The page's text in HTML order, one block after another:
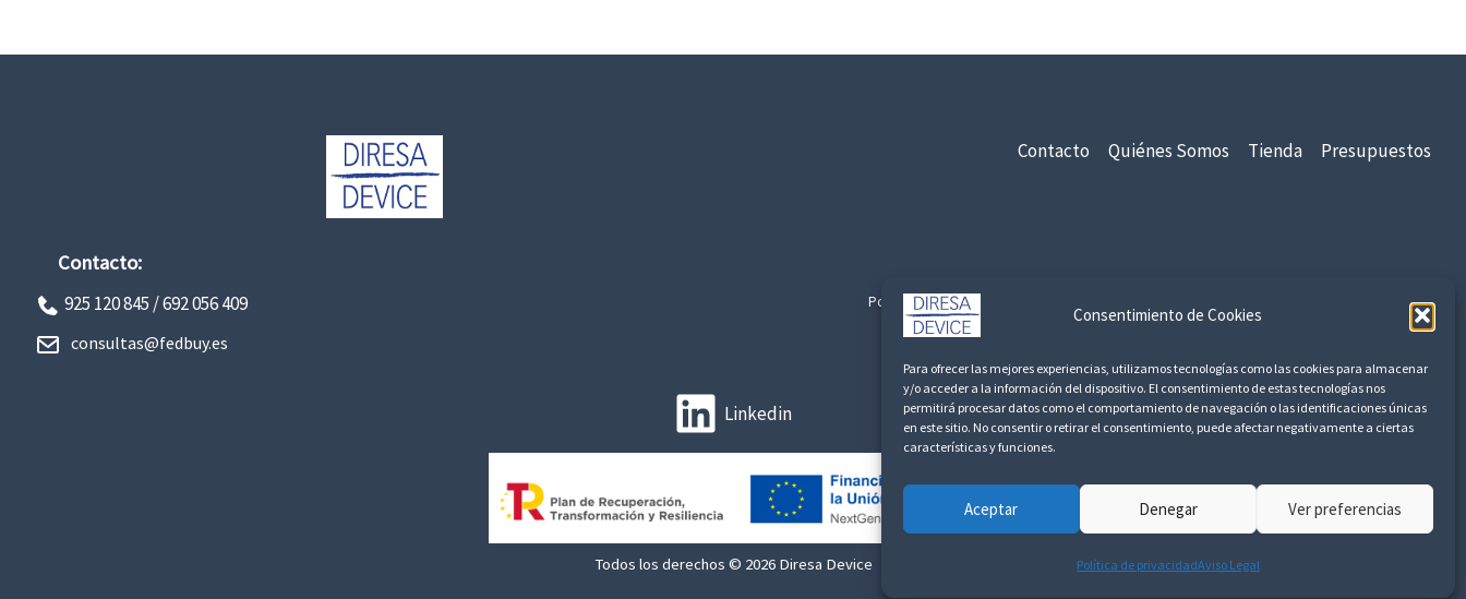
Consentimiento de Cookies
Para ofrecer las mejores experiencias, utilizamos tecnologías como las cookies para almacenar
y/o acceder a la información del dispositivo. El consentimiento de estas tecnologías nos
permitirá procesar datos como el comportamiento de navegación o las identificaciones únicas
en este sitio. No consentir o retirar el consentimiento, puede afectar negativamente a ciertas
características y funciones.
Aceptar Denegar Ver preferencias
Política de privacidadAviso Legal
2
5
8
3
2
Contacto Quiénes Somos Tienda Presupuestos
Contacto:
925 120 845 /692 056 409
consultas@fedbuy.es
Politica de Privacidad
Linkedin
Todos los derechos © 2026 Diresa Device